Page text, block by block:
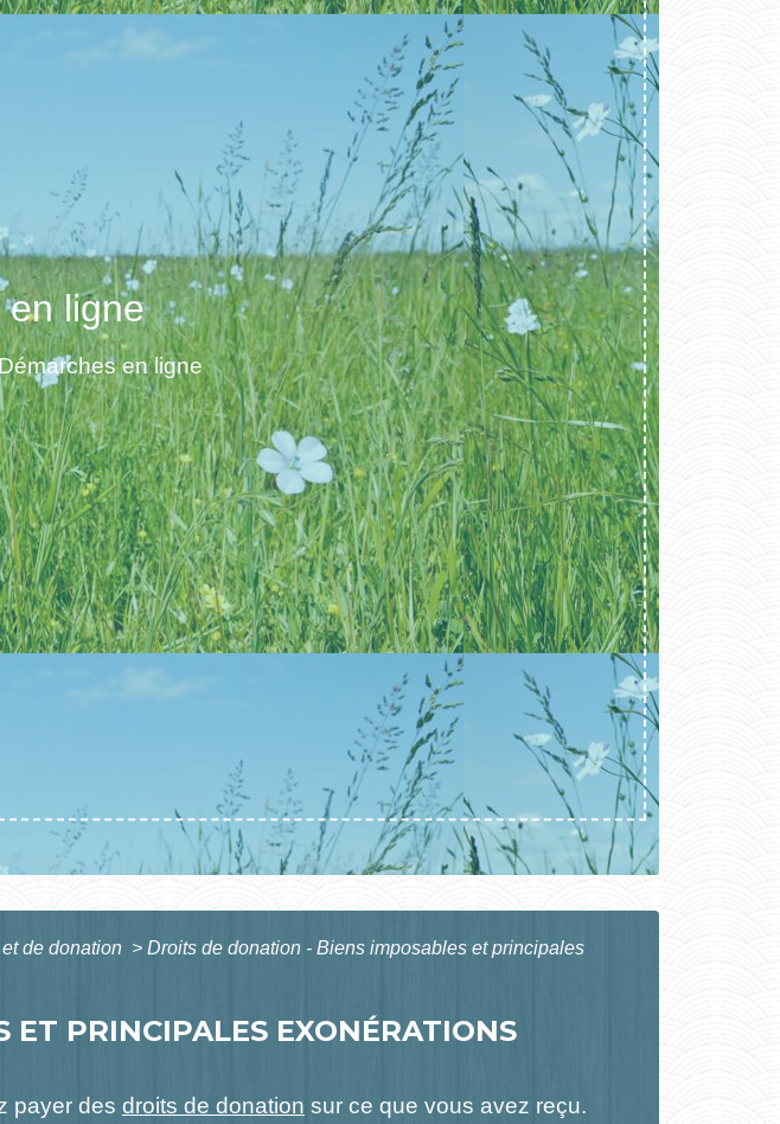
ligne
en ligne
de donation > Droits de donation - Biens imposables et principales
PRINCIPALES EXONÉRATIONS
payer des droits de donation sur ce que vous avez reçu.